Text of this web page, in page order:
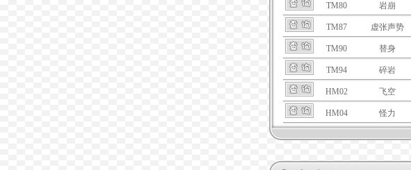
TM80 岩崩
TM87 虚张声势
TM90 替身
TM94 碎岩
HM02 飞空
HM04 怪力